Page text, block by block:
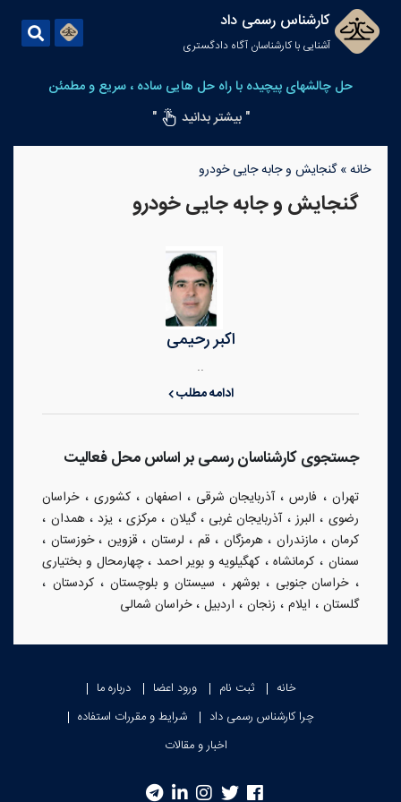
کارشناس رسمی داد
آشنایی با کارشناسان آگاه دادگستری
حل چالشهای پیچیده با راه حل هایی ساده ، سریع و مطمئن
" بیشتر بدانید
"
خانه»گنجایش و جابه جایی خودرو
گنجایش و جابه جایی خودرو
اکبر رحیمی
..
ادامه مطلب
جستجوی کارشناسان رسمی بر اساس محل فعالیت
تهران ، فارس،آذربایجان شرقی ، اصفهان ،کشوری ،خراسان
رضوی ، البرز،آذربایجان غربی ،گیلان ،مرکزی ، یزد،همدان ،
کرمان ،مازندران ،هرمزگان ، قم ، لرستان ، قزوین ،خوزستان ،
سمنان ، کرمانشاه، کهگیلویه و بویر احمد ،چهارمحال و بختیاری
،خراسان جنوبی ،بوشهر، سیستان و بلوچستان،کردستان ،
گلستان ، ایلام ، زنجان ، اردبیل ،خراسان شمالی
خانه ثبت نام ورود اعضا
درباره ما
چرا کارشناس رسمی داد
شرایط و مقررات استفاده
اخبار و مقالات